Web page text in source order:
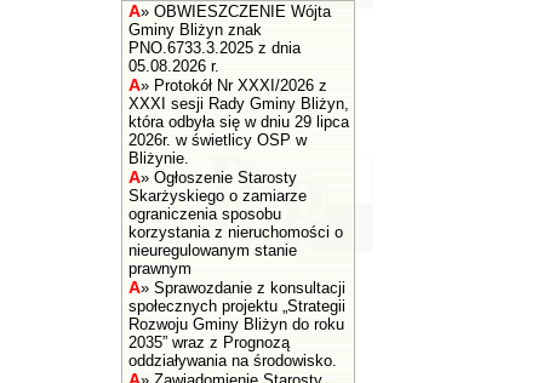
A» OBWIESZCZENIE Wójta
Gminy Bliżyn znak
PNO.6733.3.2025 z dnia
05.08.2026 r.
A» Protokół Nr XXXI/2026 z
XXXI sesji Rady Gminy Bliżyn,
która odbyła się w dniu 29 lipca
2026r. w świetlicy OSP w
Bliżynie.
A» Ogłoszenie Starosty
Skarżyskiego o zamiarze
ograniczenia sposobu
korzystania z nieruchomości o
nieuregulowanym stanie
prawnym
A» Sprawozdanie z konsultacji
społecznych projektu „Strategii
Rozwoju Gminy Bliżyn do roku
2035” wraz z Prognozą
oddziaływania na środowisko.